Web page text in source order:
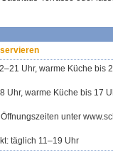
Uhr, warme Küche bis
Uhr, warme Küche bis 17
unter
täglich 11–19 Uhr